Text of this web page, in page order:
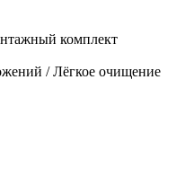
комплект
/ Лёгкое очищение